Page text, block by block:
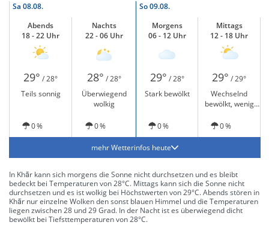
Sa 08.08. So09.08.
Abends
18 - 22 Uhr
Nachts
22 - 06 Uhr
Morgens
06 - 12 Uhr
Mittags
12 - 18 Uhr
29° / 28° 28° / 28° 29° / 28° 29° / 29°
Teils sonnig
Überwiegend
wolkig
Stark bewölkt
Wechselnd
bewölkt, wenig
0 %
0 % 0 % 0 %
mehr Wetterinfos heute
In Khār kann sich morgens die Sonne nicht durchsetzen und es bleibt
bedeckt bei Temperaturen von 28°C. Mittags kann sich die Sonne nicht
durchsetzen und es ist wolkig bei Höchstwerten von 29°C. Abends stören in
Khār nur einzelne Wolken den sonst blauen Himmel und die Temperaturen
liegen zwischen 28 und 29 Grad. In der Nacht ist es überwiegend dicht
bewölkt bei Tiefsttemperaturen von 28°C.